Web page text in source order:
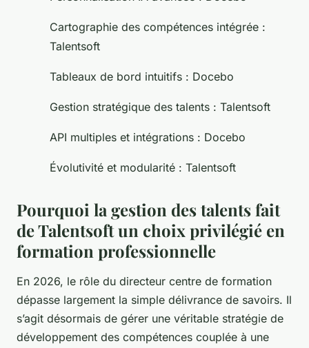
Cartographie des compétences intégrée :
Talentsoft
Tableaux de bord intuitifs : Docebo
Gestion stratégique des talents : Talentsoft
API multiples et intégrations : Docebo
Évolutivité et modularité : Talentsoft
Pourquoi la gestion des talents fait
de Talentsoft un choix privilégié en
formation professionnelle
En 2026, le rôle du directeur centre de formation
dépasse largement la simple délivrance de savoirs. Il
s’agit désormais de gérer une véritable stratégie de
développement des compétences couplée à une